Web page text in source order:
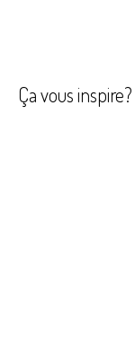
Ça vous inspire?